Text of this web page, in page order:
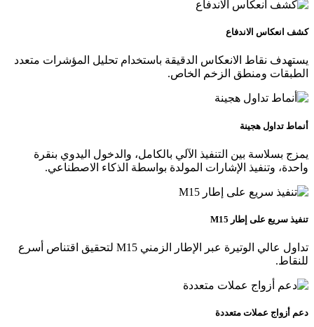
كشف انعكاس الاندفاع
يستهدف نقاط الانعكاس الدقيقة باستخدام تحليل المؤشرات متعدد
الطبقات ومنطق الزخم الخاص.
أنماط تداول هجينة
يمزج بسلاسة بين التنفيذ الآلي بالكامل، والدخول اليدوي بنقرة
واحدة، وتنفيذ الإشارات المولدة بواسطة الذكاء الاصطناعي.
تنفيذ سريع على إطار M15
تداول عالي الوتيرة عبر الإطار الزمني M15 لتحقيق اقتناص أسرع
للنقاط.
دعم أزواج عملات متعددة